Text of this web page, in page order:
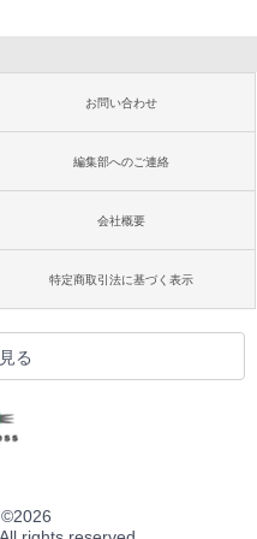
お問い合わせ
編集部へのご連絡
会社概要
特定商取引法に基づく表示
る
©2026